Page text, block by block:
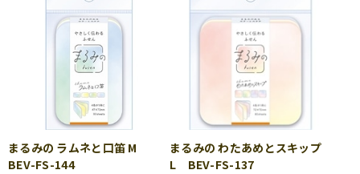
まるみの ラムネと口笛 M
BEV-FS-144
まるみの わたあめとスキップ
L BEV-FS-137